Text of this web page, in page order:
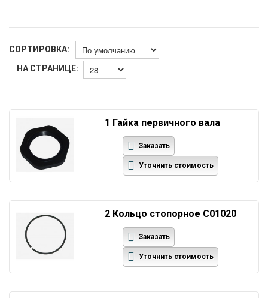
СОРТИРОВКА:
НА СТРАНИЦЕ:
1 Гайка первичного вала
Заказать
Уточнить стоимость
2 Кольцо стопорное C01020
Заказать
Уточнить стоимость